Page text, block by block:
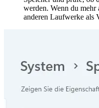
werden. Wenn du mehr
anderen Laufwerke als